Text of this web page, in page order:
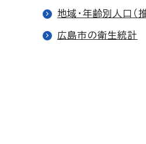
地域・年齢別人口（
広島市の衛生統計